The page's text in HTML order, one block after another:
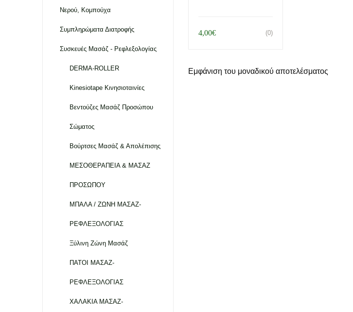
Νερού, Κομπούχα
Συμπληρώματα Διατροφής
Συσκευές Μασάζ - Ρεφλεξολογίας
DERMA-ROLLER
Kinesiotape Κινησιοταινίες
Βεντούζες Μασάζ Προσώπου
Σώματος
Βούρτσες Μασάζ & Απολέπισης
ΜΕΣΟΘΕΡΑΠΕΙΑ & ΜΑΣΑΖ
ΠΡΟΣΩΠΟΥ
ΜΠΑΛΑ / ΖΩΝΗ ΜΑΣΑΖ-
ΡΕΦΛΕΞΟΛΟΓΙΑΣ
Ξύλινη Ζώνη Μασάζ
ΠΑΤΟΙ ΜΑΣΑΖ-
ΡΕΦΛΕΞΟΛΟΓΙΑΣ
ΧΑΛΑΚΙΑ ΜΑΣΑΖ-
4,00€ (0)
Εμφάνιση του μοναδικού αποτελέσματος